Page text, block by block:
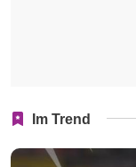
Im Trend